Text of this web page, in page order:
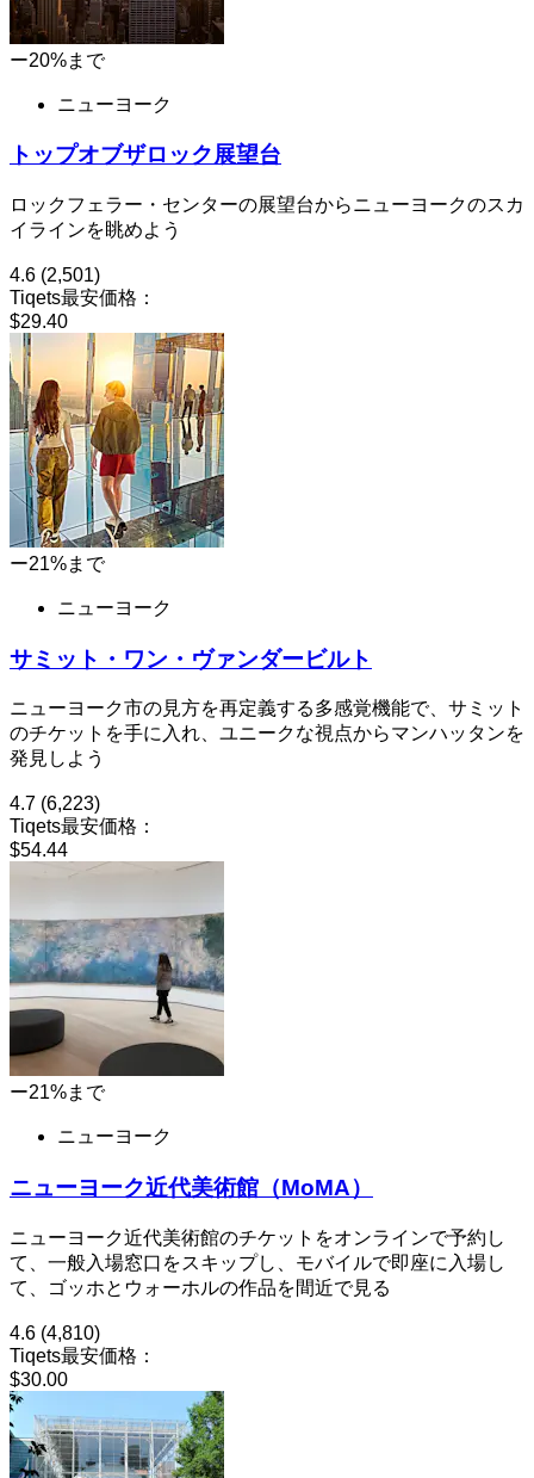
ー20%まで
ニューヨーク
トップオブザロック展望台
ロックフェラー・センターの展望台からニューヨークのスカ
イラインを眺めよう
4.6 (2,501)
Tiqets最安価格：
$29.40
ー21%まで
ニューヨーク
サミット・ワン・ヴァンダービルト
ニューヨーク市の見方を再定義する多感覚機能で、サミット
のチケットを手に入れ、ユニークな視点からマンハッタンを
発見しよう
4.7 (6,223)
Tiqets最安価格：
$54.44
ー21%まで
ニューヨーク
ニューヨーク近代美術館（MoMA）
ニューヨーク近代美術館のチケットをオンラインで予約し
て、一般入場窓口をスキップし、モバイルで即座に入場し
て、ゴッホとウォーホルの作品を間近で見る
4.6 (4,810)
Tiqets最安価格：
$30.00